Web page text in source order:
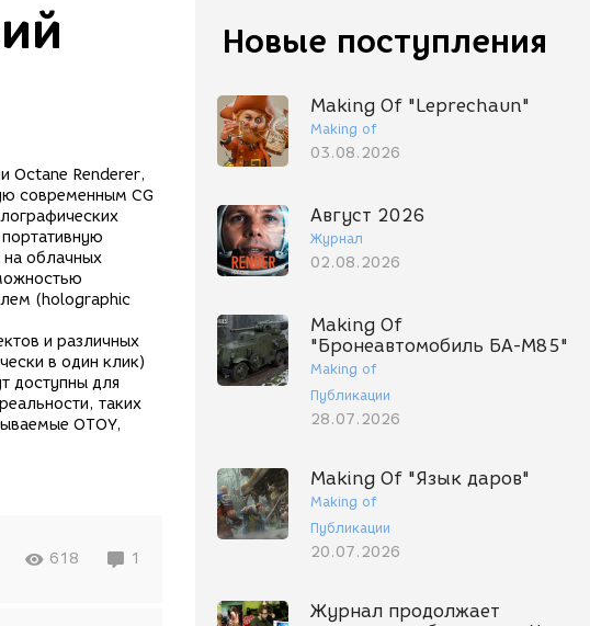
Новые поступления
Making Of "Leprechaun"
Making of
03.08.2026
Август 2026
Журнал
02.08.2026
Making Of
"Бронеавтомобиль БА-М85"
Making of
Публикации
28.07.2026
Making Of "Язык даров"
Making of
Публикации
20.07.2026
Журнал продолжает
Octane Renderer,
современным CG
на облачных
(holographic
и различных
в один клик)
доступны для
таких
OTOY,
618 1